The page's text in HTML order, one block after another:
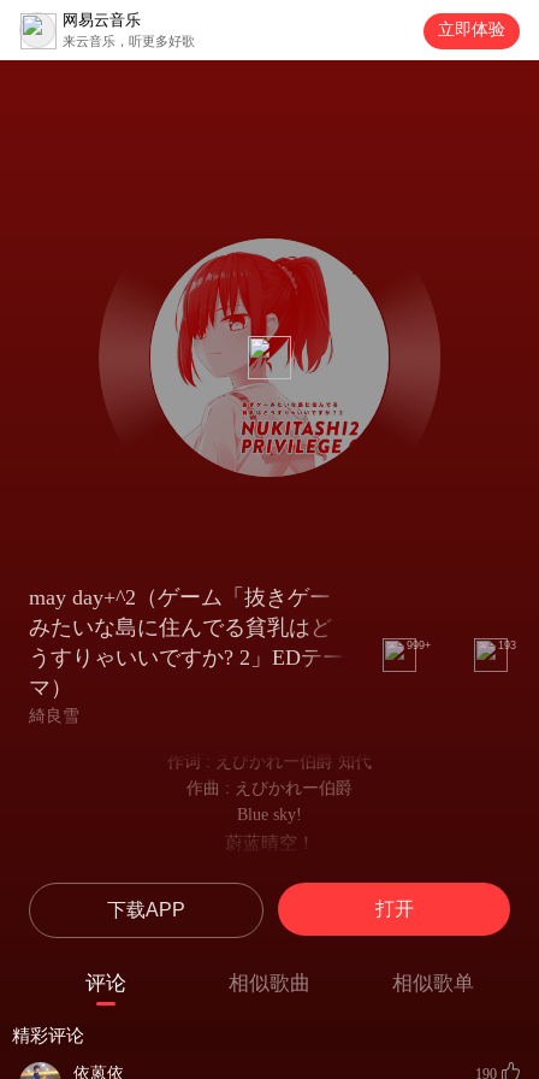
网易云音乐
来云音乐，听更多好歌
立即体验
may day+^2（ゲーム「抜きゲー
みたいな島に住んでる貧乳はど
うすりゃいいですか? 2」EDテー
マ）
綺良雪
999+ 193
作词 : えびかれー伯爵 知代
作曲 : えびかれー伯爵
Blue sky!
蔚蓝晴空！
现在，我们将迎来欢乐时光。
指でなぞった青い空のキャンバス
伸出食指 在青色画卷上涂画
天空似乎触手可及呢
下载APP 打开
评论 相似歌曲 相似歌单
精彩评论
依蒽依 190